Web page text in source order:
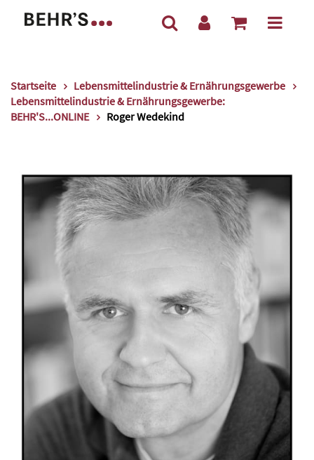
Startseite
Lebensmittelindustrie & Ernährungsgewerbe
Lebensmittelindustrie & Ernährungsgewerbe:
BEHR'S...ONLINE
Roger Wedekind